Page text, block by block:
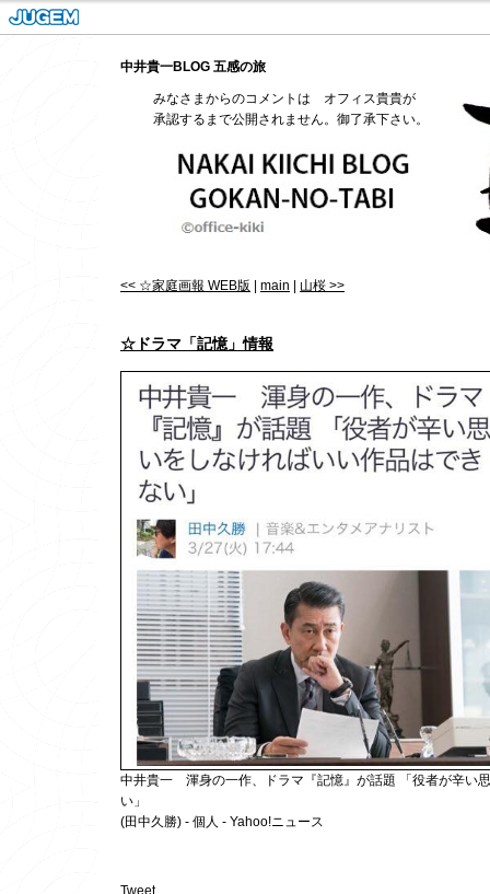
中井貴一BLOG 五感の旅
みなさまからのコメントは オフィス貴貴が
承認するまで公開されません。御了承下さい。
<< ☆家庭画報 WEB版 main 山桜 >>
☆ドラマ「記憶」情報
中井貴一 渾身の一作、ドラマ『記憶』が話題 「役者が辛い
い」
(田中久勝) - 個人 - Yahoo!ニュース
Tweet